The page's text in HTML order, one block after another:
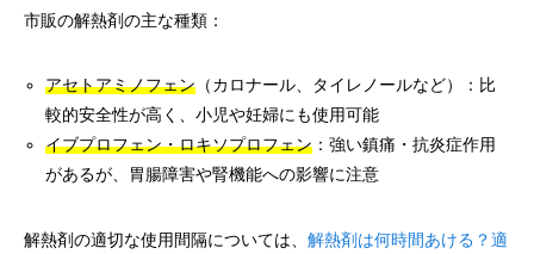
市販の解熱剤の主な種類：
アセトアミノフェン （カロナール、タイレノールなど）：比
較的安全性が高く、小児や妊婦にも使用可能
イブプロフェン・ロキソプロフェン ：強い鎮痛・抗炎症作用
があるが、胃腸障害や腎機能への影響に注意
解熱剤の適切な使用間隔については、 解熱剤は何時間あける？適